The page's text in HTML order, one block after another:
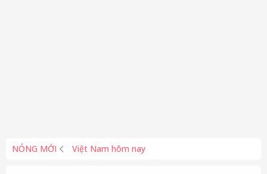
NÓNG MỚI Việt Nam hôm nay